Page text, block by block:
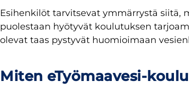
Esihenkilöt tarvitsevat ymmärrystä siitä,
puolestaan hyötyvät koulutuksen
olevat taas pystyvät huomioimaan
Miten eTyömaavesi-